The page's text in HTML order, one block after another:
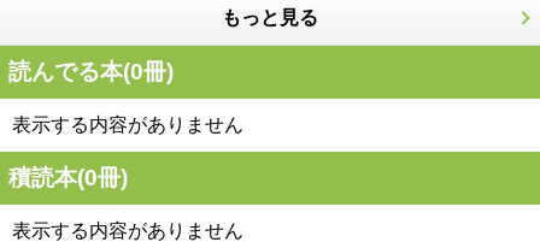
もっと見る
読んでる本(0冊)
表示する内容がありません
積読本(0冊)
表示する内容がありません